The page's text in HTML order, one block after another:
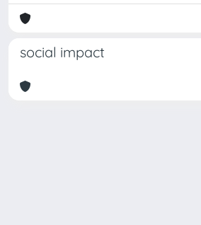
social impact